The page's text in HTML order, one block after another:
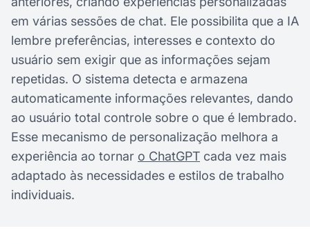
em várias sessões de chat. Ele possibilita que a IA
lembre preferências, interesses e contexto do
usuário sem exigir que as informações sejam
repetidas. O sistema detecta e armazena
automaticamente informações relevantes, dando
ao usuário total controle sobre o que é lembrado.
Esse mecanismo de personalização melhora a
experiência ao tornar o ChatGPT cada vez mais
adaptado às necessidades e estilos de trabalho
individuais.